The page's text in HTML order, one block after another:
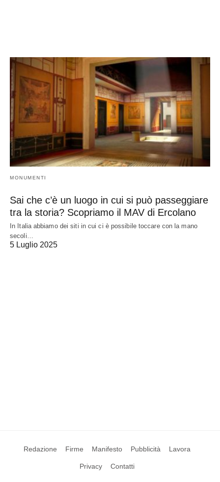
MONUMENTI
Sai che c’è un luogo in cui si può passeggiare
tra la storia? Scopriamo il MAV di Ercolano
In Italia abbiamo dei siti in cui ci è possibile toccare con la mano
secoli…
5 Luglio 2025
Redazione Firme Manifesto Pubblicità Lavora
Privacy Contatti